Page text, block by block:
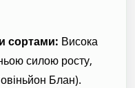
сортами: Висока
силою росту,
Блан).